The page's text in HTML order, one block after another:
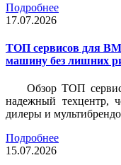
Подробнее
17.07.2026
ТОП сервисов для
машину без лишних
Обзор ТОП
надежный техцентр,
дилеры и
Подробнее
15.07.2026